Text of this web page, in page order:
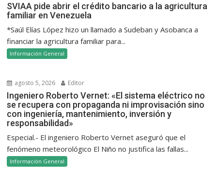
SVIAA pide abrir el crédito bancario a la agricultura
familiar en Venezuela
*Saúl Elías López hizo un llamado a Sudeban y Asobanca a
financiar la agricultura familiar para...
Información General
agosto 5, 2026 Editor
Ingeniero Roberto Vernet: «El sistema eléctrico no
se recupera con propaganda ni improvisación sino
con ingeniería, mantenimiento, inversión y
responsabilidad»
Especial.- El ingeniero Roberto Vernet aseguró que el
fenómeno meteorológico El Niño no justifica las fallas...
Información General